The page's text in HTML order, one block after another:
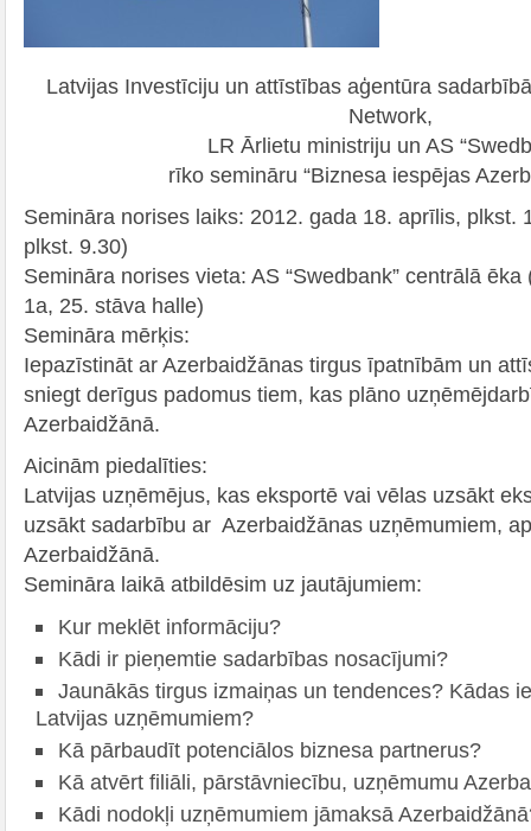
Latvijas Investīciju un attīstības aģentūra
Network,
LR Ārlietu ministriju un AS
rīko semināru “Biznesa iespējas
Semināra norises laiks: 2012. gada 18. aprīlis, plkst.
plkst. 9.30)
Semināra norises vieta: AS “Swedbank” centrālā
1a, 25. stāva halle)
Semināra mērķis:
Iepazīstināt ar Azerbaidžānas tirgus īpatnībām un
sniegt derīgus padomus tiem, kas plāno
Azerbaidžānā.
Aicinām piedalīties:
Latvijas uzņēmējus, kas eksportē vai vēlas uzsākt
uzsākt sadarbību ar Azerbaidžānas uzņēmumiem,
Azerbaidžānā.
Semināra laikā atbildēsim uz jautājumiem:
Kur meklēt informāciju?
Kādi ir pieņemtie sadarbības nosacījumi?
Jaunākās tirgus izmaiņas un tendences? Kādas
Latvijas uzņēmumiem?
Kā pārbaudīt potenciālos biznesa partnerus?
Kā atvērt filiāli, pārstāvniecību, uzņēmumu
Kādi nodokļi uzņēmumiem jāmaksā